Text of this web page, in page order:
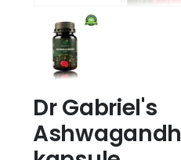
Dr Gabriel's